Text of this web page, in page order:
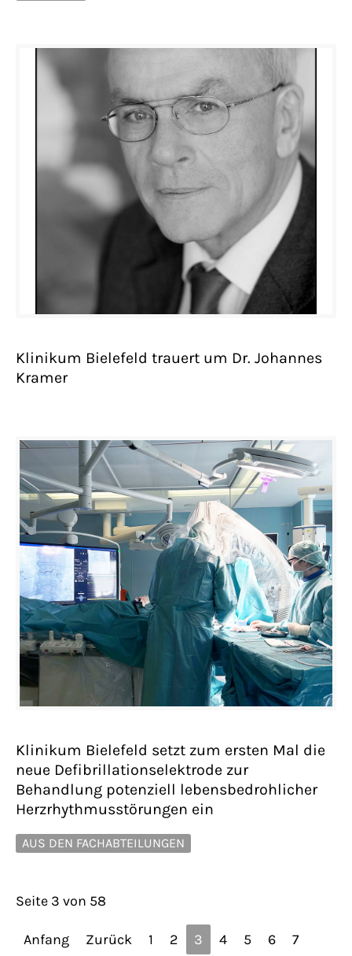
Klinikum Bielefeld trauert um Dr. Johannes
Kramer
Klinikum Bielefeld setzt zum ersten Mal die
neue Defibrillationselektrode zur
Behandlung potenziell lebensbedrohlicher
Herzrhythmusstörungen ein
AUS DEN FACHABTEILUNGEN
Seite 3 von 58
Anfang Zurück 1 2 3 4 5 6
7